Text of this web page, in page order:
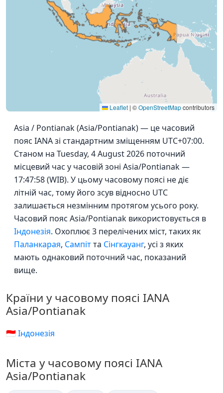
Leaflet | ©OpenStreetMapcontributors
Asia / Pontianak (Asia/Pontianak) — це часовий
пояс IANA зі стандартним зміщенням UTC+07:00.
Станом на Tuesday, 4 August 2026 поточний
місцевий час у часовій зоні Asia/Pontianak —
17:47:58 (WIB). У цьому часовому поясі не діє
літній час, тому його зсув відносно UTC
залишається незмінним протягом усього року.
Часовий пояс Asia/Pontianak використовується в
Індонезія. Охоплює 3 перелічених міст, таких як
Паланкарая, Сампітта Сінгкауанг, усі з яких
мають однаковий поточний час, показаний
вище.
Країни у часовому поясі IANA
Asia/Pontianak
🇮🇩 Індонезія
Міста у часовому поясі IANA
Asia/Pontianak